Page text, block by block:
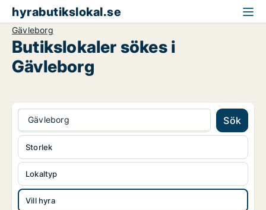
hyrabutikslokal.se
Gävleborg
Butikslokaler sökes i
Gävleborg
Gävleborg Sök
Lokaltyp
Vill hyra
Storlek